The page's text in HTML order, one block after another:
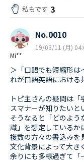
私もです 3
Mi**
No.0010
19/03/11 (月)
＞「口語でも短縮形は
れが口語英語における
トピ主さんの疑問は
スマナーが知りたいと
そうなると「どのよ
識」を想定しているか
複数の方々の書込みを
文化背景によって大き
余りにも多様過ぎて「